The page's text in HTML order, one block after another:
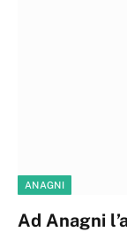
ANAGNI
Ad Anagni